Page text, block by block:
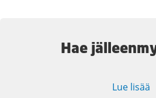
Hae
Lue lisää